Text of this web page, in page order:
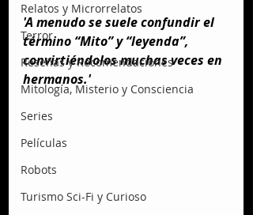
Relatos y Microrrelatos
Terror
Reseñas y Recomendaciones
Mitología, Misterio y Consciencia
Series
Películas
Robots
Turismo Sci-Fi y Curioso
'A menudo se suele confundir el
término “Mito” y “leyenda”,
convirtiéndolos muchas veces en
hermanos.'